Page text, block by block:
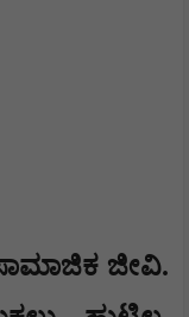
ಜೀವಿ.